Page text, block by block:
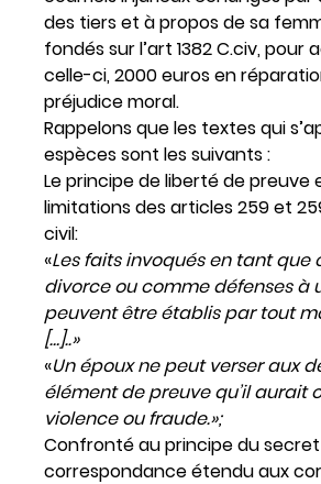
des tiers et à propos de sa
fondés sur l’art 1382 C.civ, pour
celle-ci, 2000 euros en
préjudice moral.
Rappelons que les textes qui
espèces sont les suivants :
Le principe de liberté de preuve
limitations des articles 259 et
civil:
«Les faits invoqués en tant que
divorce ou comme défenses à
peuvent être établis par tout
[…]..»
«Un époux ne peut verser aux
élément de preuve qu’il aurait
violence ou fraude.»;
Confronté au principe du
correspondance étendu aux